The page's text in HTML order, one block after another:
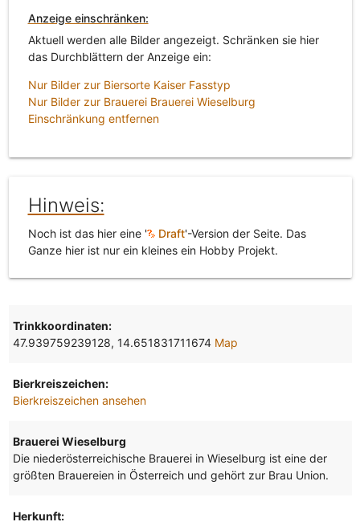
Anzeige einschränken:
Aktuell werden alle Bilder angezeigt. Schränken sie hier
das Durchblättern der Anzeige ein:
Nur Bilder zur Biersorte Kaiser Fasstyp
Nur Bilder zur Brauerei Brauerei Wieselburg
Einschränkung entfernen
Hinweis:
Noch ist das hier eine ' Draft'-Version der Seite. Das
Ganze hier ist nur ein kleines ein Hobby Projekt.
Trinkkoordinaten:
47.939759239128, 14.651831711674 Map
Bierkreiszeichen:
Bierkreiszeichen ansehen
Brauerei Wieselburg
Die niederösterreichische Brauerei in Wieselburg ist eine der
größten Brauereien in Österreich und gehört zur Brau Union.
Herkunft: